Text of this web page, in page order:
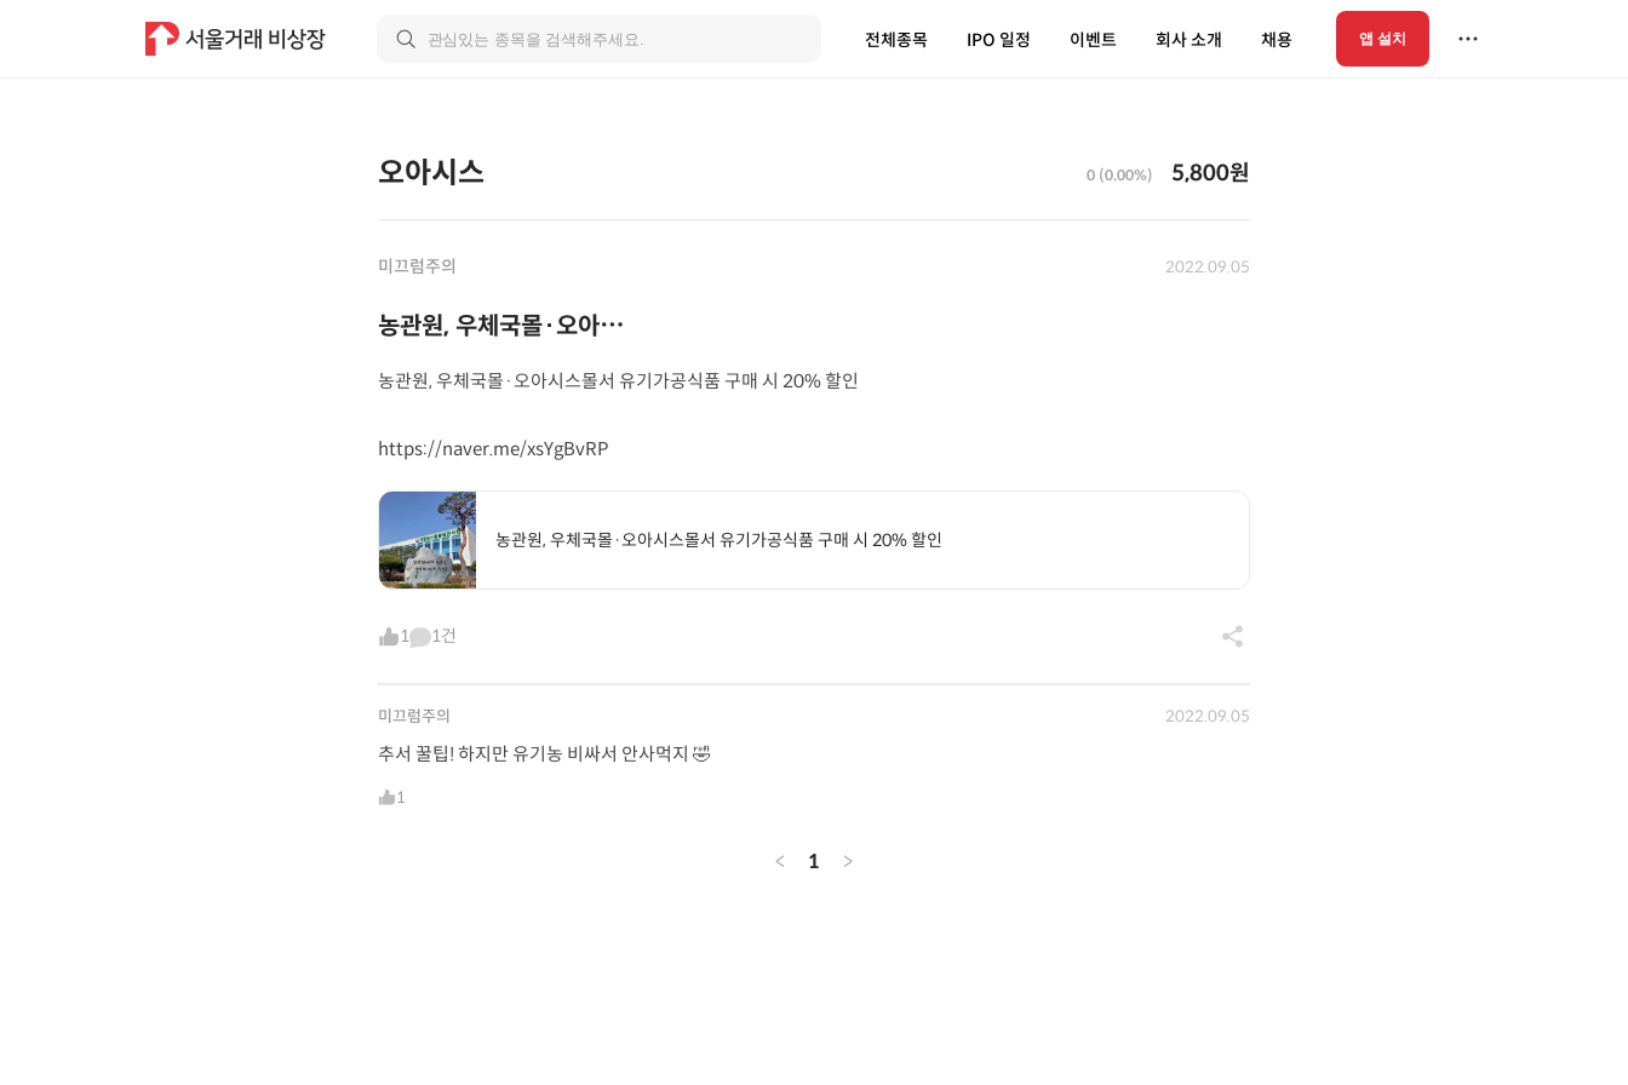
전체종목 IPO 일정 이벤트 회사 소개 채용 앱 설치
오아시스 0 (0.00%) 5,800원
미끄럼주의 2022.09.05
농관원, 우체국몰·오아⋯
농관원, 우체국몰·오아시스몰서 유기가공식품 구매 시 20% 할인
https://naver.me/xsYgBvRP
농관원, 우체국몰·오아시스몰서 유기가공식품 구매 시 20% 할인
1 1건
미끄럼주의 2022.09.05
추서 꿀팁! 하지만 유기농 비싸서 안사먹지 🤣
1
< 1 >